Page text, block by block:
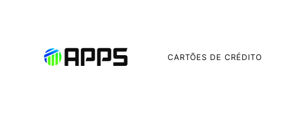
CARTÕES DE CRÉDITO